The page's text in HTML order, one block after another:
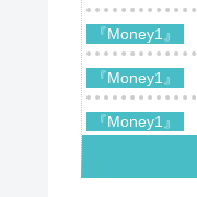
『Money1』
『Money1』
『Money1』